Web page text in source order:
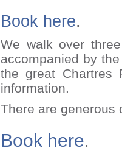
Book here.
We walk over
accompanied by
the great Chartres
information.
There are
Book here.